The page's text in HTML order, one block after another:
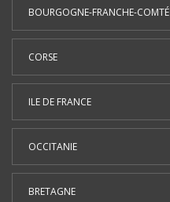
BOURGOGNE-FRANCHE-COMTÉ
CORSE
ILE DE FRANCE
OCCITANIE
BRETAGNE